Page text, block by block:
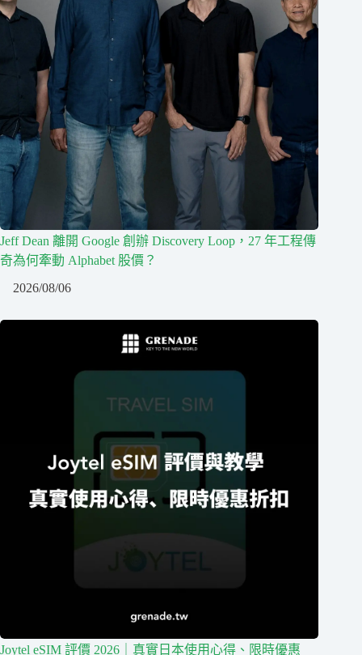
Jeff Dean 離開 Google 創辦 Discovery Loop，27 年工程傳
奇為何牽動 Alphabet 股價？
2026/08/06
Joytel eSIM 評價 2026｜真實日本使用心得、限時優惠